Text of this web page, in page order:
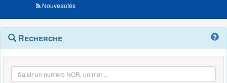
Nouveautés
Navigation
outils
Menu
contextuel
Recherche